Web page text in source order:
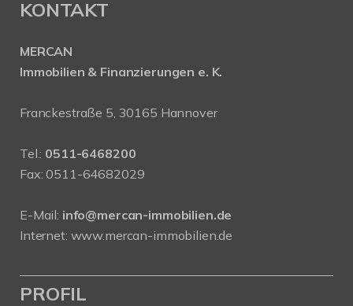
KONTAKT
MERCAN
Immobilien & Finanzierungen e. K.
Franckestraße 5, 30165 Hannover
Tel.: 0511-6468200
Fax: 0511-64682029
E-Mail: info@mercan-immobilien.de
Internet: www.mercan-immobilien.de
PROFIL